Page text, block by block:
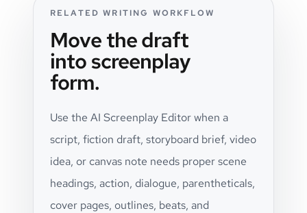
RELATED WRITING WORKFLOW
Move the draft
into screenplay
form.
Use the AI Screenplay Editor when a
script, fiction draft, storyboard brief, video
idea, or canvas note needs proper scene
headings, action, dialogue, parentheticals,
cover pages, outlines, beats, and